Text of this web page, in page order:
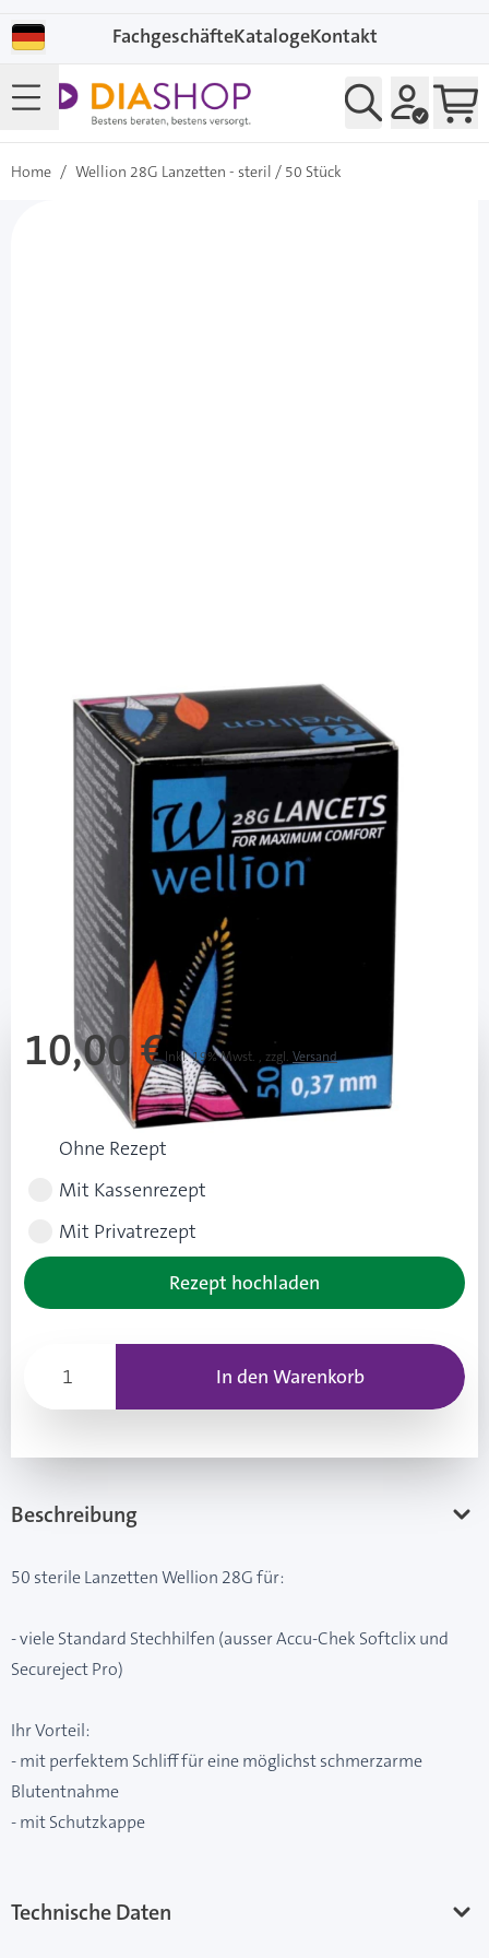
FachgeschäfteKatalogeKontakt
Home / Wellion 28G Lanzetten - steril / 50 Stück
Wellion
Wellion 28G Lanzetten - steril / 50 Stück
PZN: 05014202 / Diashop.de Kat.-Nr.
sofort verfügbar
Lieferzeit 1-3 Werktage
Besonderheiten
in praktischer Spenderbox
Mehr über das Produkt
10,00 €Inkl. 19% Mwst. , zzgl. Versand
Rezeptart wählen
Ohne Rezept
Mit Kassenrezept
Mit Privatrezept
Rezept hochladen
In den Warenkorb
Beschreibung
50 sterile Lanzetten Wellion 28G für:
- viele Standard Stechhilfen (ausser Accu-Chek Softclix und
Secureject Pro)
Ihr Vorteil:
- mit perfektem Schliff für eine möglichst schmerzarme
Blutentnahme
- mit Schutzkappe
Technische Daten